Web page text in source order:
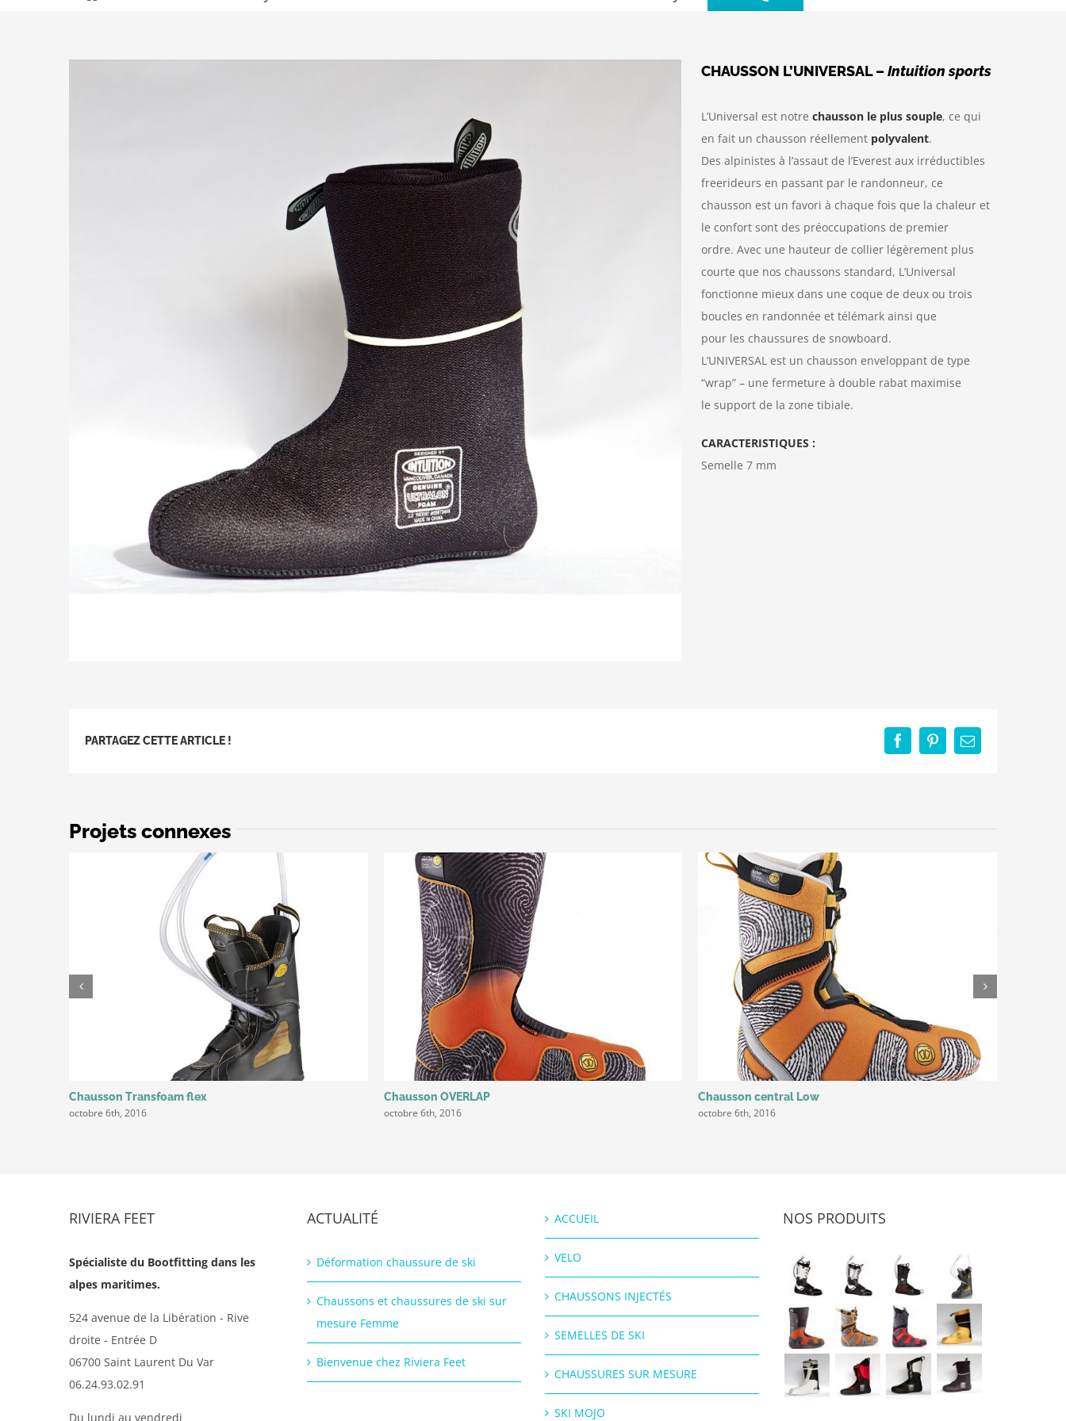
CHAUSSON L’UNIVERSAL – Intuition sports
L’Universal est notre chausson le plus souple, ce qui
en fait un chausson réellement polyvalent.
Des alpinistes à l’assaut de l’Everest aux irréductibles
freerideurs en passant par le randonneur, ce
chausson est un favori à chaque fois que la chaleur et
le confort sont des préoccupations de premier
ordre. Avec une hauteur de collier légèrement plus
courte que nos chaussons standard, L’Universal
fonctionne mieux dans une coque de deux ou trois
boucles en randonnée et télémark ainsi que
pour les chaussures de snowboard.
L’UNIVERSAL est un chausson enveloppant de type
“wrap” – une fermeture à double rabat maximise
le support de la zone tibiale.
CARACTERISTIQUES :
Semelle 7 mm
PARTAGEZ CETTE ARTICLE ! FacebookPinterestEmail
Projets connexes
Chausson Transfoam flex
octobre 6th, 2016
Chausson OVERLAP
octobre 6th, 2016
Chausson central Low
octobre 6th, 2016
RIVIERA FEET
Spécialiste du Bootfitting dans les
alpes maritimes.
524 avenue de la Libération - Rive
droite - Entrée D
06700 Saint Laurent Du Var
06.24.93.02.91
Du lundi au vendredi
ACTUALITÉ
Déformation chaussure de ski
Chaussons et chaussures de ski sur
mesure Femme
Bienvenue chez Riviera Feet
ACCUEIL
VELO
CHAUSSONS INJECTÉS
SEMELLES DE SKI
CHAUSSURES SUR MESURE
SKI MOJO
NOS PRODUITS